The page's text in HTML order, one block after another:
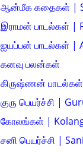
ஆன்மீக கதைகள் |
இராமன் பாடல்கள் |
ஐயப்பன் பாடல்கள் |
கனவு பலன்கள்
கிருஷ்ணன்
குரு பெயர்ச்சி |
கோலங்கள் |
சனி பெயர்ச்சி |